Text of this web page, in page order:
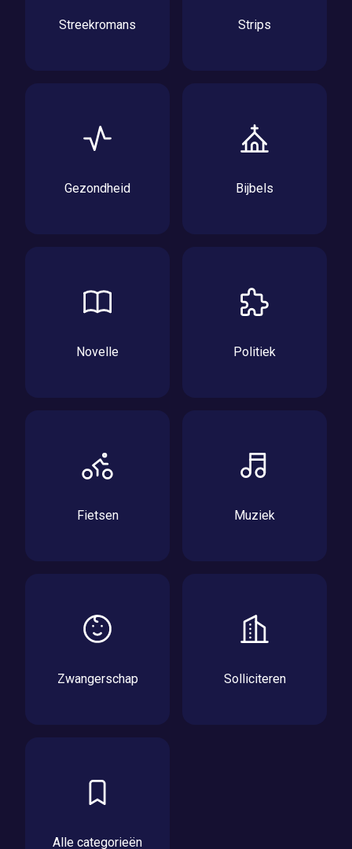
Streekromans Strips
Gezondheid Bijbels
Novelle Politiek
Fietsen Muziek
Zwangerschap Solliciteren
Alle categorieën